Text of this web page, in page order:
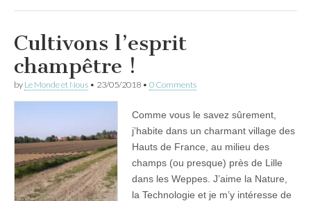
Cultivons l’esprit
champêtre !
by Le Monde et Nous • 23/05/2018 • 0 Comments
Comme vous le savez sûrement,
j’habite dans un charmant village des
Hauts de France, au milieu des
champs (ou presque) près de Lille
dans les Weppes. J’aime la Nature,
la Technologie et je m’y intéresse de